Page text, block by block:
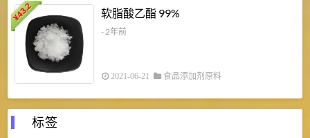
¥
43.2 软脂酸乙酯 99%
- 2年前
2021-06-21 食品添加剂原料
标签